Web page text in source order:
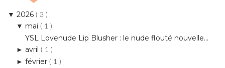
▼ 2026 ( 3 )
▼ mai ( 1 )
YSL Lovenude Lip Blusher : le nude flouté nouvelle...
► avril ( 1 )
► février ( 1 )